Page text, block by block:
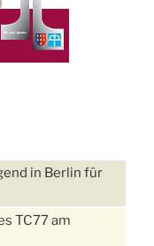
in Berlin für
TC77 am